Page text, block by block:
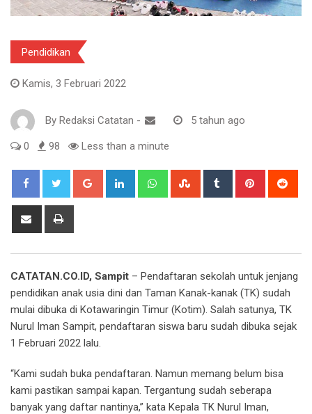
Pendidikan
Kamis, 3 Februari 2022
By Redaksi Catatan - 5 tahun ago
0 98 Less than a minute
Google+ LinkedIn WhatsappStumbleUpon
Tumblr Pinterest
Share
CATATAN.CO.ID, Sampit – Pendaftaran sekolah untuk jenjang
pendidikan anak usia dini dan Taman Kanak-kanak (TK) sudah
mulai dibuka di Kotawaringin Timur (Kotim). Salah satunya, TK
Nurul Iman Sampit, pendaftaran siswa baru sudah dibuka sejak
1 Februari 2022 lalu.
“Kami sudah buka pendaftaran. Namun memang belum bisa
kami pastikan sampai kapan. Tergantung sudah seberapa
banyak yang daftar nantinya,” kata Kepala TK Nurul Iman,